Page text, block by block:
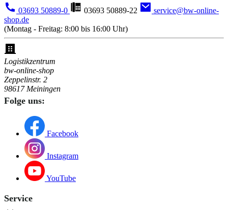
03693 50889-0 03693 50889-22
service@bw-online-
shop.de
(Montag - Freitag: 8:00 bis 16:00 Uhr)
Logistikzentrum
bw-online-shop
Zeppelinstr. 2
98617 Meiningen
Folge uns:
Facebook
Instagram
YouTube
Service